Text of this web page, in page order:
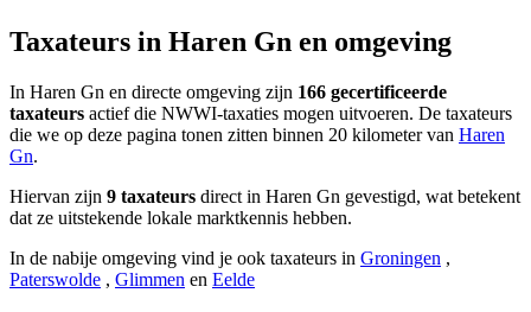
Taxateurs in Haren Gn en omgeving
In Haren Gn en directe omgeving zijn 166 gecertificeerde
taxateurs actief die NWWI-taxaties mogen uitvoeren. De taxateurs
die we op deze pagina tonen zitten binnen 20 kilometer van Haren
Gn.
Hiervan zijn 9 taxateurs direct in Haren Gn gevestigd, wat betekent
dat ze uitstekende lokale marktkennis hebben.
In de nabije omgeving vind je ook taxateurs in Groningen ,
Paterswolde , Glimmen en Eelde